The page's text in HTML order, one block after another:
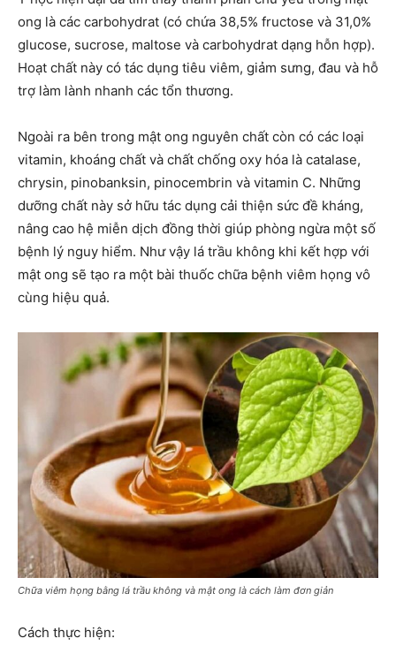
ong là các carbohydrat (có chứa 38,5% fructose và 31,0%
glucose, sucrose, maltose và carbohydrat dạng hỗn hợp).
Hoạt chất này có tác dụng tiêu viêm, giảm sưng, đau và hỗ
trợ làm lành nhanh các tổn thương.
Ngoài ra bên trong mật ong nguyên chất còn có các loại
vitamin, khoáng chất và chất chống oxy hóa là catalase,
chrysin, pinobanksin, pinocembrin và vitamin C. Những
dưỡng chất này sở hữu tác dụng cải thiện sức đề kháng,
nâng cao hệ miễn dịch đồng thời giúp phòng ngừa một số
bệnh lý nguy hiểm. Như vậy lá trầu không khi kết hợp với
mật ong sẽ tạo ra một bài thuốc chữa bệnh viêm họng vô
cùng hiệu quả.
Chữa viêm họng bằng lá trầu không và mật ong là cách làm đơn giản
Cách thực hiện: